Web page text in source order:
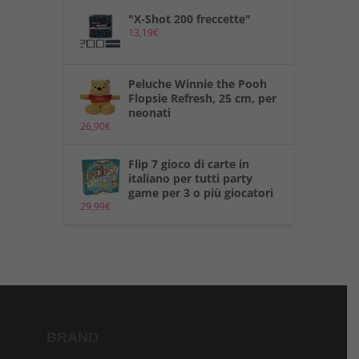
"X-Shot 200 freccette"
13,19€
Peluche Winnie the Pooh
Flopsie Refresh, 25 cm, per
neonati
26,90€
Flip 7 gioco di carte in
italiano per tutti party
game per 3 o più giocatori
29,99€